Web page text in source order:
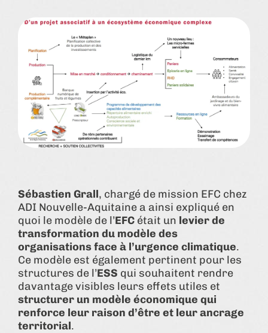
Sébastien Grall, chargé de mission EFC chez
ADI Nouvelle-Aquitaine a ainsi expliqué en
quoi le modèle de l’EFC était un levier de
transformation du modèle des
organisations face à l’urgence climatique.
Ce modèle est également pertinent pour les
structures de l’ESS qui souhaitent rendre
davantage visibles leurs effets utiles et
structurer un modèle économique qui
renforce leur raison d’être et leur ancrage
territorial.